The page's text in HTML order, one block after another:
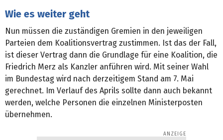
Wie es weiter geht
Nun müssen die zuständigen Gremien in den jeweiligen
Parteien dem Koalitionsvertrag zustimmen. Ist das der Fall,
ist dieser Vertrag dann die Grundlage für eine Koalition, die
Friedrich Merz als Kanzler anführen wird. Mit seiner Wahl
im Bundestag wird nach derzeitigem Stand am 7. Mai
gerechnet. Im Verlauf des Aprils sollte dann auch bekannt
werden, welche Personen die einzelnen Ministerposten
übernehmen.